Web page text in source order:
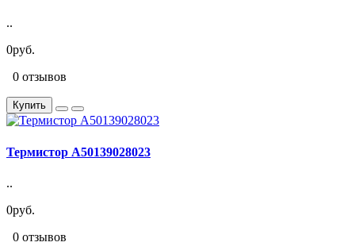
..
0руб.
0 отзывов
Купить
Термистор A50139028023
..
0руб.
0 отзывов